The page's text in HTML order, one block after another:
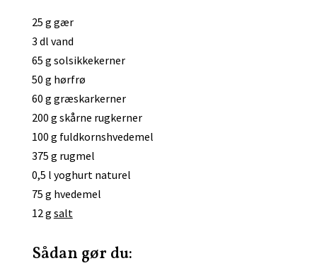
25 g gær
3 dl vand
65 g solsikkekerner
50 g hørfrø
60 g græskarkerner
200 g skårne rugkerner
100 g fuldkornshvedemel
375 g rugmel
0,5 l yoghurt naturel
75 g hvedemel
12 g salt
Sådan gør du: